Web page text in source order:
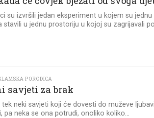
su izvršili jedan eksperiment u kojem su
stavili u jednu prostoriju u kojoj su zagrijavali
PORODICA
savjeti za brak
tek neki savjeti koji će dovesti do muževe
pa neka se ona potrudi, onoliko koliko...